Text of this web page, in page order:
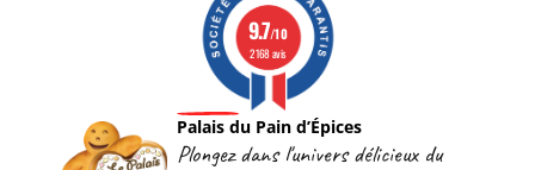
Palais du Pain d’Épices
Plongez dans l'univers délicieux du
9.7/10
2168 avis